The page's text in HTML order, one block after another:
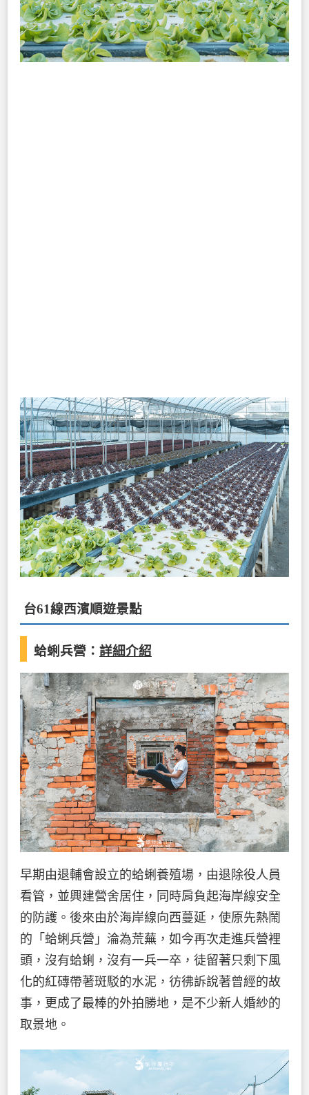
台61線西濱順遊景點
蛤蜊兵營： 詳細介紹
早期由退輔會設立的蛤蜊養殖場，由退除役人員
看管，並興建營舍居住，同時肩負起海岸線安全
的防護。後來由於海岸線向西蔓延，使原先熱鬧
的「蛤蜊兵營」淪為荒蕪，如今再次走進兵營裡
頭，沒有蛤蜊，沒有一兵一卒，徒留著只剩下風
化的紅磚帶著斑駁的水泥，彷彿訴說著曾經的故
事，更成了最棒的外拍勝地，是不少新人婚紗的
取景地。